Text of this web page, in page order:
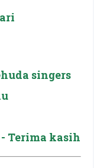
singers
Terima kasih